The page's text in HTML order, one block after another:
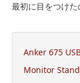
最初に目をつけた
Anker 675
Monitor